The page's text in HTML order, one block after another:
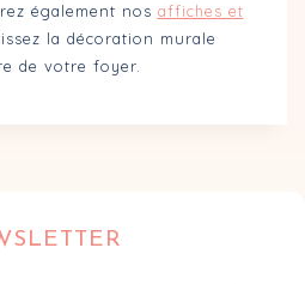
également nos affiches et
la décoration murale
de votre foyer.